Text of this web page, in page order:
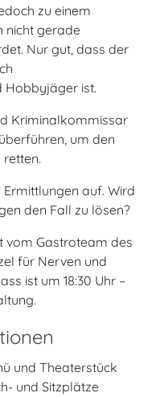
zu einem
nicht gerade
Nur gut, dass der
Hobbyjäger ist.
Kriminalkommissar
um den
auf. Wird
den Fall zu lösen?
vom Gastroteam des
für Nerven und
ist um 18:30 Uhr –
und Theaterstück
und Sitzplätze